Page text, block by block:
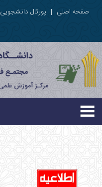
صفحه اصلی | پورتال دانشجویی